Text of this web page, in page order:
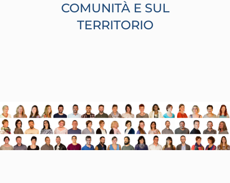
COMUNITÀ E SUL
TERRITORIO